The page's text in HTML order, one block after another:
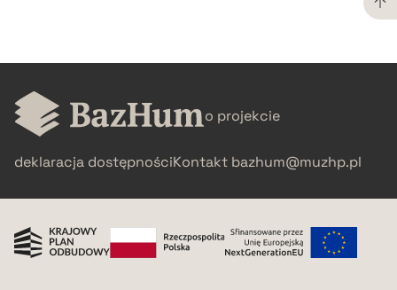
pobierz cytat
pobierz cytat
o projekcie
deklaracja dostępnościKontakt bazhum@muzhp.pl